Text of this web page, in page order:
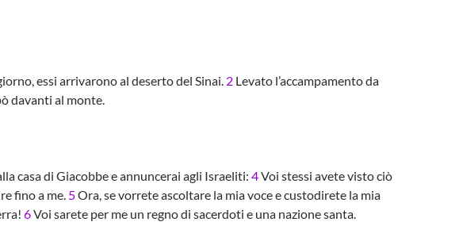
essi arrivarono al deserto del Sinai. 2 Levato l’accampamento da
davanti al monte.
casa di Giacobbe e annuncerai agli Israeliti: 4Voi stessi avete visto ciò
fino a me. 5Ora, se vorrete ascoltare la mia voce e custodirete la mia
6Voi sarete per me un regno di sacerdoti e una nazione santa.